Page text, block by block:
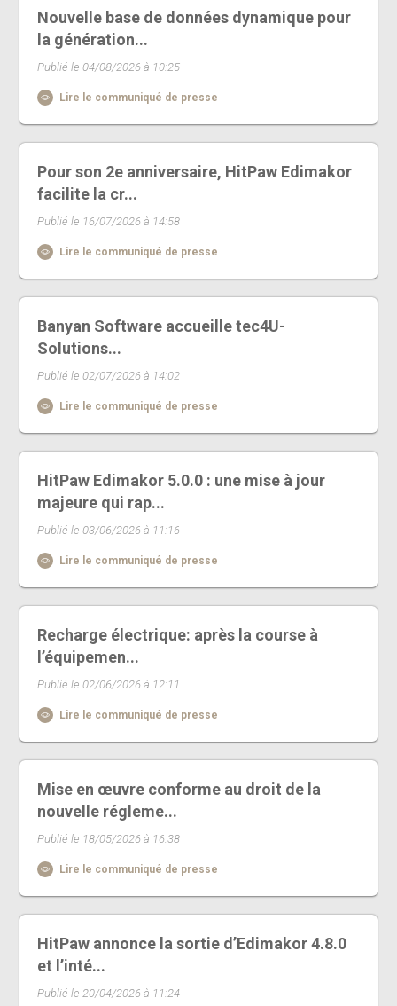
Nouvelle base de données dynamique pour
la génération...
Publié le 04/08/2026 à 10:25
Lire le communiqué de presse
Pour son 2e anniversaire, HitPaw Edimakor
facilite la cr...
Publié le 16/07/2026 à 14:58
Lire le communiqué de presse
Banyan Software accueille tec4U-
Solutions...
Publié le 02/07/2026 à 14:02
Lire le communiqué de presse
HitPaw Edimakor 5.0.0 : une mise à jour
majeure qui rap...
Publié le 03/06/2026 à 11:16
Lire le communiqué de presse
Recharge électrique: après la course à
l’équipemen...
Publié le 02/06/2026 à 12:11
Lire le communiqué de presse
Mise en œuvre conforme au droit de la
nouvelle régleme...
Publié le 18/05/2026 à 16:38
Lire le communiqué de presse
HitPaw annonce la sortie d’Edimakor 4.8.0
et l’inté...
Publié le 20/04/2026 à 11:24